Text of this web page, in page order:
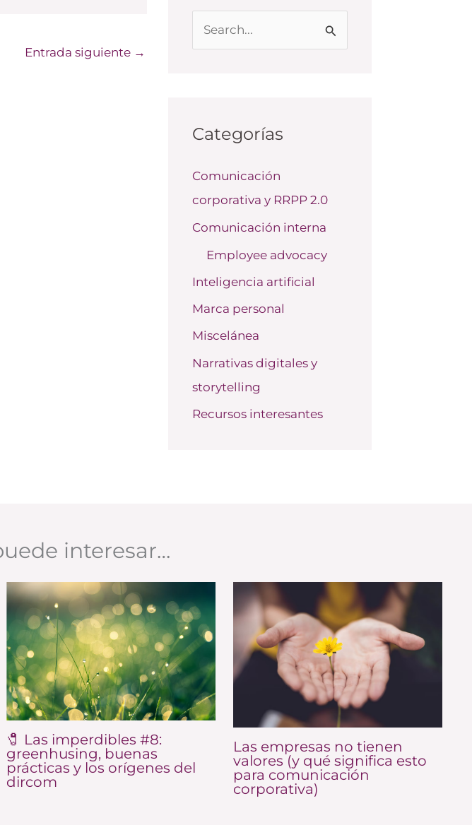
Entrada siguiente →
a
p
o
r
Categorías
Comunicación
corporativa y RRPP 2.0
Comunicación interna
Employee advocacy
Inteligencia artificial
Marca personal
Miscelánea
Narrativas digitales y
storytelling
Recursos interesantes
interesar…
🧷 Las imperdibles #8:
greenhusing, buenas
prácticas y los orígenes del
dircom
Las empresas no tienen
valores (y qué significa esto
para comunicación
corporativa)